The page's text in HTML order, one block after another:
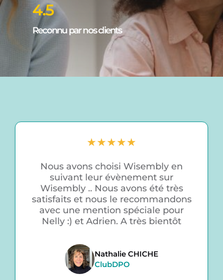
4.5
Reconnu par nos clients
★★★★★
Nous avons choisi Wisembly en
suivant leur évènement sur
Wisembly .. Nous avons été très
satisfaits et nous le recommandons
avec une mention spéciale pour
Nelly :) et Adrien. A très bientôt
Nathalie CHICHE
ClubDPO